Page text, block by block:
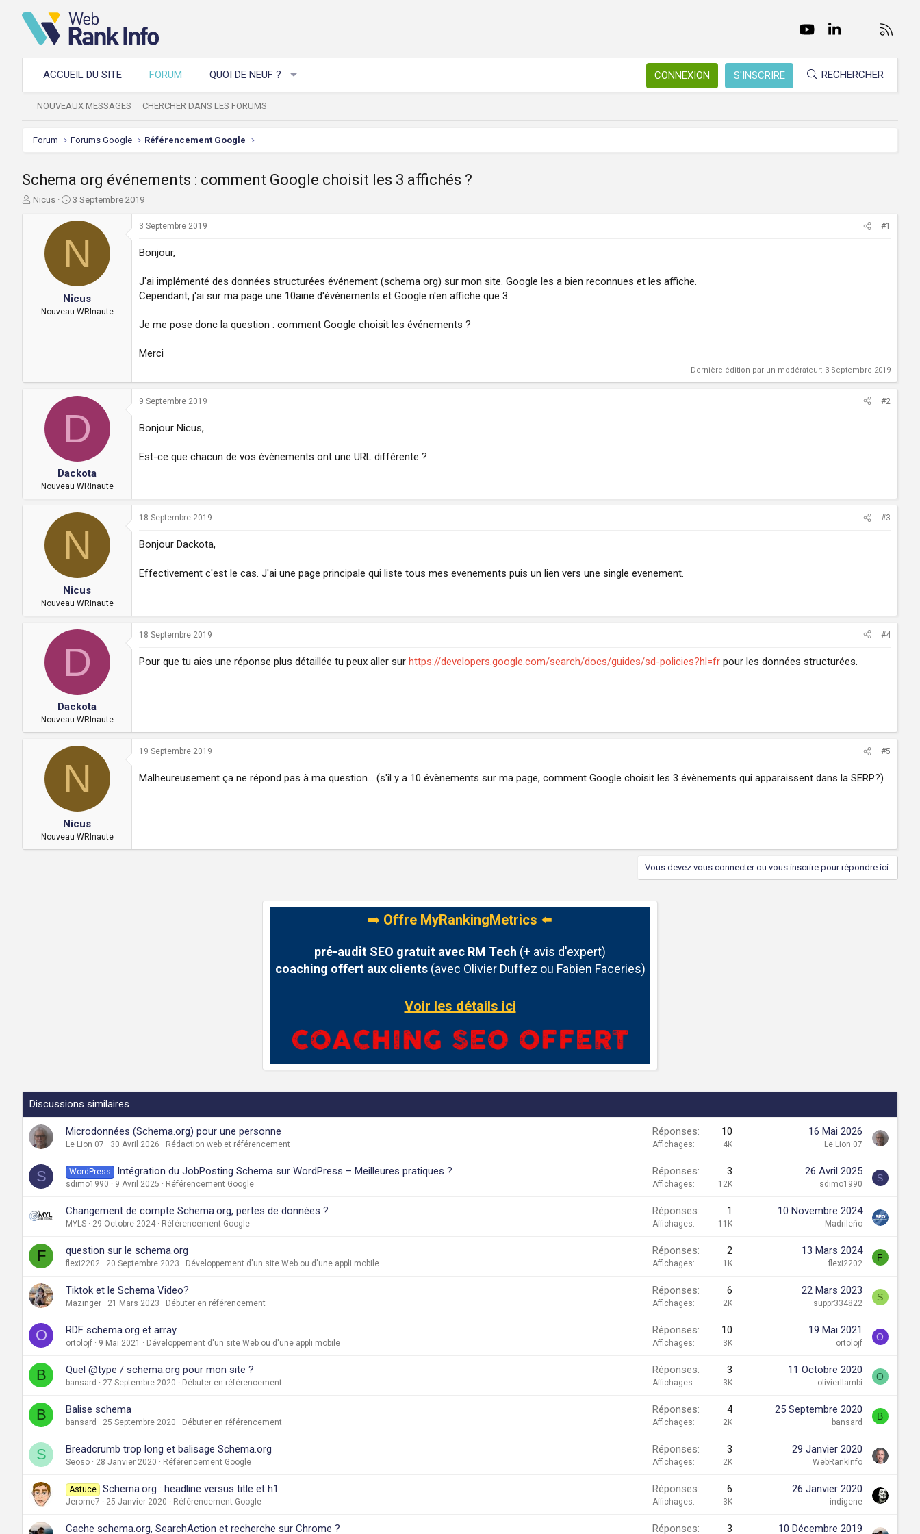
FacebookTwitter youtubeLinkedInNous
ACCUEIL DU SITE FORUM QUOI DE NEUF ? CONNEXION S'INSCRIRE RECHERCHER
NOUVEAUX MESSAGES CHERCHER DANS LES FORUMS
Forum Forums Google Référencement Google
Schema org événements : comment Google choisit les 3 affichés ?
A
s
Nicus
D
t
d
é
b
u
3 Septembre 2019
N
Nicus
Nouveau WRInaute
3 Septembre 2019 #1
Bonjour,
J'ai implémenté des données structurées événement (schema org) sur mon site. Google les a bien reconnues et les affiche.
Cependant, j'ai sur ma page une 10aine d'événements et Google n'en affiche que 3.
Je me pose donc la question : comment Google choisit les événements ?
Merci
Dernière édition par un modérateur: 3 Septembre 2019
D
Dackota
Nouveau WRInaute
9 Septembre 2019 #2
Bonjour Nicus,
Est-ce que chacun de vos évènements ont une URL différente ?
N
Nicus
Nouveau WRInaute
18 Septembre 2019 #3
Bonjour Dackota,
Effectivement c'est le cas. J'ai une page principale qui liste tous mes evenements puis un lien vers une single evenement.
D
Dackota
Nouveau WRInaute
18 Septembre 2019 #4
Pour que tu aies une réponse plus détaillée tu peux aller sur https://developers.google.com/search/docs/guides/sd-policies?hl=fr pour les données structurées.
N
Nicus
Nouveau WRInaute
19 Septembre 2019 #5
Malheureusement ça ne répond pas à ma question... (s'il y a 10 évènements sur ma page, comment Google choisit les 3 évènements qui apparaissent dans la SERP?)
Vous devez vous connecter ou vous inscrire pour répondre ici.
➡️ Offre MyRankingMetrics ⬅️
pré-audit SEO gratuit avec RM Tech (+ avis d'expert)
coaching offert aux clients(avec Olivier Duffez ou Fabien Faceries)
Voir les détails ici
Discussions similaires
Microdonnées (Schema.org) pour une personne
Le Lion 07 30 Avril 2026 Rédaction web et référencement
Réponses 10
Affichages 4K
16 Mai 2026
Le Lion 07
S WordPress Intégration du JobPosting Schema sur WordPress – Meilleures pratiques ?
sdimo1990 9 Avril 2025 Référencement Google
Réponses 3
Affichages 12K
26 Avril 2025
sdimo1990
S
Changement de compte Schema.org, pertes de données ?
MYLS 29 Octobre 2024 Référencement Google
Réponses 1
Affichages 11K
10 Novembre 2024
Madrileño
F question sur le schema.org
flexi2202 20 Septembre 2023 Développement d'un site Web ou d'une appli mobile
Réponses 2
Affichages 1K
13 Mars 2024
flexi2202
F
Tiktok et le Schema Video?
Mazinger 21 Mars 2023 Débuter en référencement
Réponses 6
Affichages 2K
22 Mars 2023
suppr334822
S
O RDF schema.org et array.
ortolojf 9 Mai 2021 Développement d'un site Web ou d'une appli mobile
Réponses 10
Affichages 3K
19 Mai 2021
ortolojf
O
B Quel @type / schema.org pour mon site ?
bansard 27 Septembre 2020 Débuter en référencement
Réponses 3
Affichages 3K
11 Octobre 2020
olivierllambi
O
B Balise schema
bansard 25 Septembre 2020 Débuter en référencement
Réponses 4
Affichages 2K
25 Septembre 2020
bansard
B
S Breadcrumb trop long et balisage Schema.org
Seoso 28 Janvier 2020 Référencement Google
Réponses 3
Affichages 2K
29 Janvier 2020
WebRankInfo
Astuce Schema.org : headline versus title et h1
Jerome7 25 Janvier 2020 Référencement Google
Réponses 6
Affichages 3K
26 Janvier 2020
indigene
Cache schema.org, SearchAction et recherche sur Chrome ? Réponses 3 10 Décembre 2019